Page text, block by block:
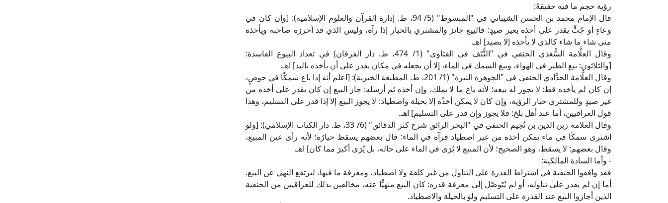
رؤية حجم ما فيه حقيقةً:
قال الإمام محمد بن الحسن الشيباني في "المبسوط" (5/ 94، ط. إدارة القرآن والعلوم الإسلامية): [وإن كان في
وعاءٍ أو جُبٍّ يقدر على أخذه بغير صيدٍ: فالبيع جائز والمشتري بالخيار إذا رآه، وليس الذي قد أحرزه صاحبه ويأخذه
متى شاء ما شاء كالذي لا يأخذه إلا بصيد] اهـ.
وقال العلَّامة السُّغدي الحنفي في "النُّتَف في الفتاوى" (1/ 474، ط. دار الفرقان) في تعداد البيوع الفاسدة:
[والثلاثون: بيع الطير في الهواء، وبيع السمك في الماء، إلا أن يجعله في مكان يقدر على أن يأخذه باليد] اهـ.
وقال العلَّامة الحدَّادي الحنفي في "الجوهرة النيرة" (1/ 201، ط. المطبعة الخيرية): [اعلم أنه إذا باع سمكًا في حوضٍ،
إن كان لم يأخذه قط: لا يجوز له بيعه؛ لأنه باع ما لا يملك، وإن أخذه ثم أرسله: جاز البيع إن كان يقدر على أخذه من
غير صيدٍ وللمشتري خيار الرؤية، وإن كان لا يمكن أخذُه إلا بحيلة واصطياد: لا يجوز البيع إلا إذا قدر على التسليم، وهذا
قول العراقيين، أما عند أهل بلخ: فلا يجوز وإن قدر على التسليم] اهـ.
وقال العلامة زين الدين بن نُجيم الحنفي في "البحر الرائق شرح كنز الدقائق" (6/ 33، ط. دار الكتاب الإسلامي): [ولو
اشترى سمكًا في ماء يمكن أخذه من غير اصطياد فرآه في الماء: قال بعضهم يسقط خيارُه؛ لأنه رأى عين المبيع،
وقال بعضهم: لا يسقط، وهو الصحيح؛ لأن المبيع لا يُرَى في الماء على حاله، بل يُرَى أكبرَ مما كان] اهـ.
- وأما السادة المالكية:
فقد وافقوا الحنفية في اشتراط القدرة على التناول من غير كلفة ولا اصطياد، ومعرفة ما فيها، ليرتفع النهي عن البيع.
أما إن لم يقدر على تناوله، أو لم يُتَوصَّل إلى معرفة قدره: كان البيع منهيًّا عنه، مخالفين بذلك للعراقيين من الحنفية
الذين أجازوا البيع عند القدرة على التسليم ولو بالحيلة والاصطياد.